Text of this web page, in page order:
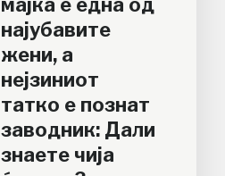
најубавите
жени, а
нејзиниот
татко е познат
заводник: Дали
знаете чија